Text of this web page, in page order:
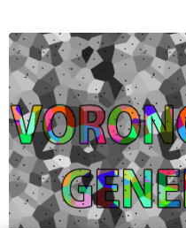
当前幻灯片：1 / 9